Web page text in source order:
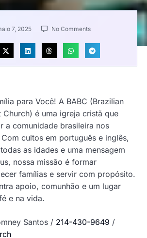
7, 2025 No Comments
para Você! A BABC (Brazilian
Church) é uma igreja cristã que
a comunidade brasileira nos
cultos em português e inglês,
as idades e uma mensagem
nossa missão é formar
famílias e servir com propósito.
apoio, comunhão e um lugar
e na vida.
Santos / 214-430-9649 /